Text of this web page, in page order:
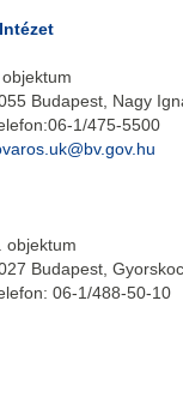
objektum
Budapest, Nagy
1/475-5500
objektum
Budapest,
06-1/488-50-10